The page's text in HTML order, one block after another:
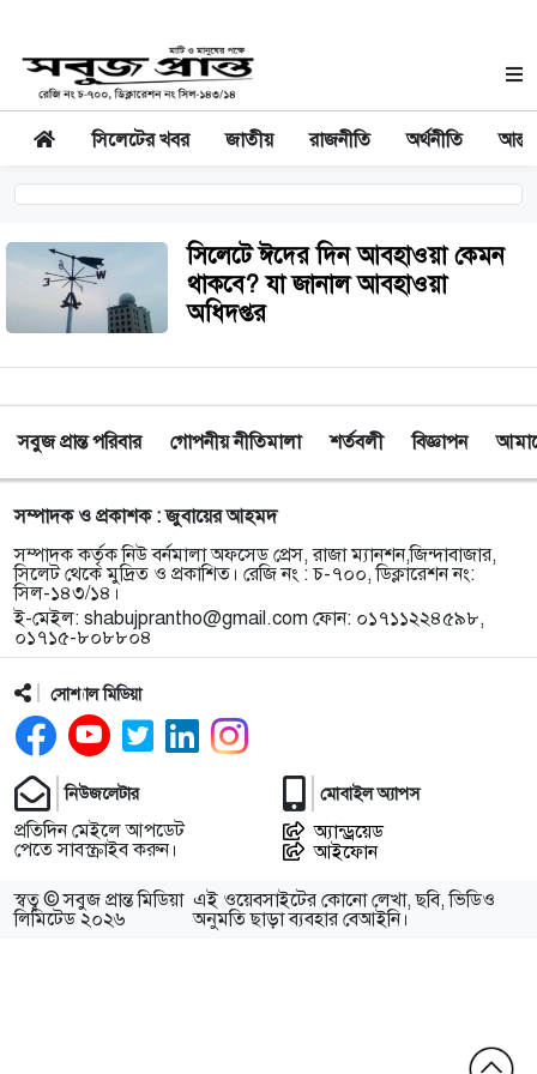
সিলেটের খবর জাতীয় রাজনীতি অর্থনীতি
সিলেটে ঈদের দিন আবহাওয়া কেমন
থাকবে? যা জানাল আবহাওয়া
অধিদপ্তর
সবুজ প্রান্ত পরিবার গোপনীয় নীতিমালা শর্তবলী বিজ্ঞাপন
সম্পাদক ও প্রকাশক : জুবায়ের আহমদ
সম্পাদক কর্তৃক নিউ বর্নমালা অফসেড প্রেস, রাজা ম্যানশন,জিন্দাবাজার,
সিলেট থেকে মুদ্রিত ও প্রকাশিত। রেজি নং : চ-৭০০, ডিক্লারেশন নং:
সিল-১৪৩/১৪।
ই-মেইল: shabujprantho@gmail.com ফোন: ০১৭১১২২৪৫৯৮,
০১৭১৫-৮০৮৮০৪
সোশ্যাল মিডিয়া
নিউজলেটার
প্রতিদিন মেইলে আপডেট
পেতে সাবস্ক্রাইব করুন।
মোবাইল অ্যাপস
অ্যান্ড্রয়েড
আইফোন
স্বত্ব © সবুজ প্রান্ত মিডিয়া
লিমিটেড ২০২৬
এই ওয়েবসাইটের কোনো লেখা, ছবি, ভিডিও
অনুমতি ছাড়া ব্যবহার বেআইনি।